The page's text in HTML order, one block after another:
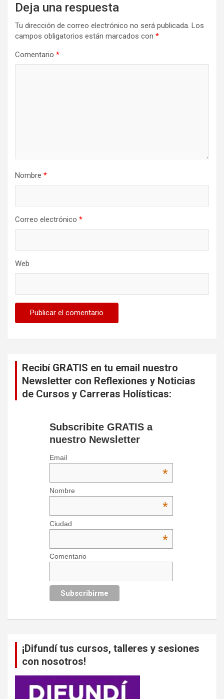
Deja una respuesta
Tu dirección de correo electrónico no será publicada. Los
campos obligatorios están marcados con *
Comentario *
Nombre *
Correo electrónico *
Web
Recibí GRATIS en tu email nuestro
Newsletter con Reflexiones y Noticias
de Cursos y Carreras Holísticas:
Subscribite GRATIS a
nuestro Newsletter
Email
*
Nombre
*
Ciudad
*
Comentario
¡Difundí tus cursos, talleres y sesiones
con nosotros!